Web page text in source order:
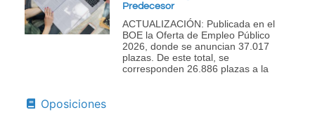
Predecesor
ACTUALIZACIÓN: Publicada en el
BOE la Oferta de Empleo Público
2026, donde se anuncian 37.017
plazas. De este total, se
corresponden 26.886 plazas a la
Oposiciones